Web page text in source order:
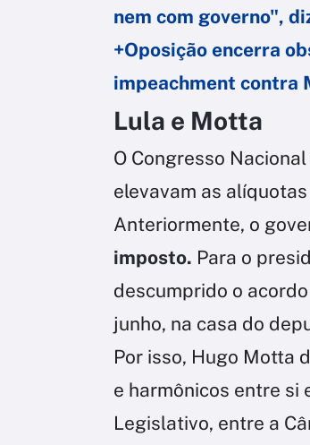
nem com governo",
+Oposição encerra
impeachment contra
Lula e Motta
O Congresso
elevavam as
Anteriormente, o
imposto. Para o
descumprido o
junho, na casa do
Por isso, Hugo Motta
e harmônicos entre si
Legislativo, entre a